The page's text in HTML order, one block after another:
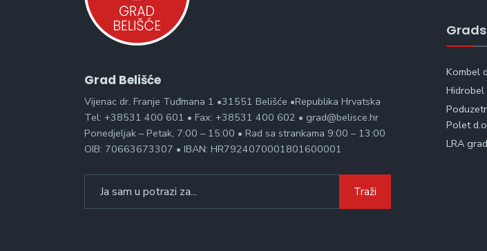
Grad Belišće
Vijenac dr. Franje Tuđmana 1 •31551 Belišće •Republika Hrvatska
Tel: +38531 400 601 • Fax: +38531 400 602 • grad@belisce.hr
Ponedjeljak – Petak, 7:00 – 15:00 • Rad sa strankama 9:00 – 13:00
OIB: 70663673307 • IBAN: HR7924070001801600001
Traži
Kombel
Hidrobel
Polet
LRA